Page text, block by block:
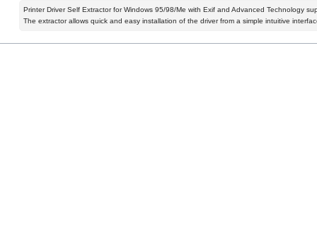
Printer Driver Self Extractor for Windows 95/98/Me with Exif and Advanced Technology
The extractor allows quick and easy installation of the driver from a simple intuitive